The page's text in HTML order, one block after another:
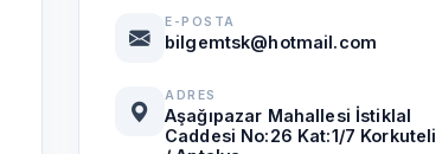
E-POSTA
bilgemtsk@hotmail.com
ADRES
Aşağıpazar Mahallesi İstiklal
Caddesi No:26 Kat:1/7 Korkuteli